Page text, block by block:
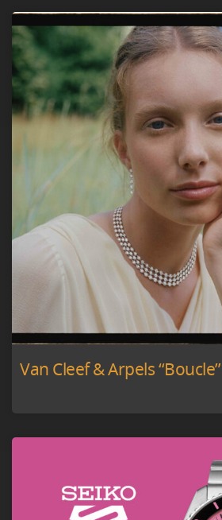
Van Cleef & Arpels “Boucle”